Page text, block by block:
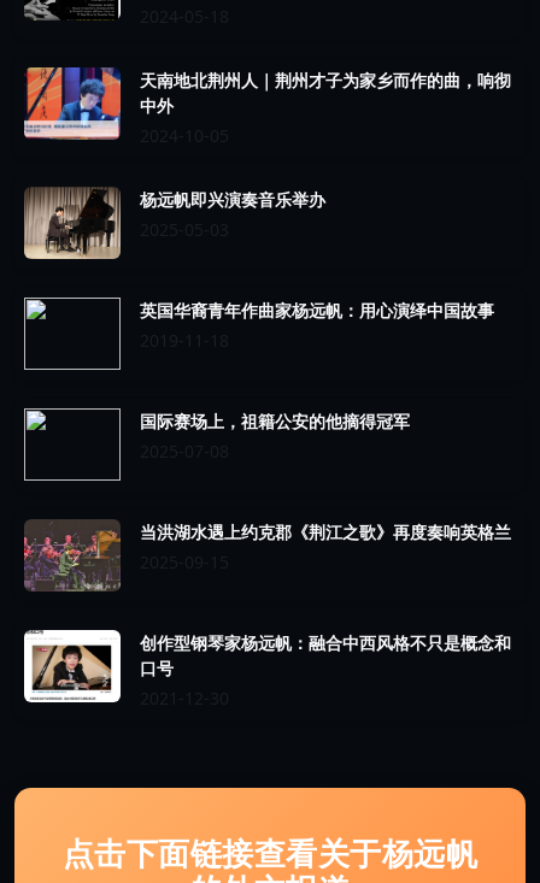
天南地北荆州人｜荆州才子为家乡而作的曲，响彻
中外
杨远帆即兴演奏音乐举办
英国华裔青年作曲家杨远帆：用心演绎中国故事
国际赛场上，祖籍公安的他摘得冠军
当洪湖水遇上约克郡《荆江之歌》再度奏响英格兰
创作型钢琴家杨远帆：融合中西风格不只是概念和
口号
点击下面链接查看关于杨远帆